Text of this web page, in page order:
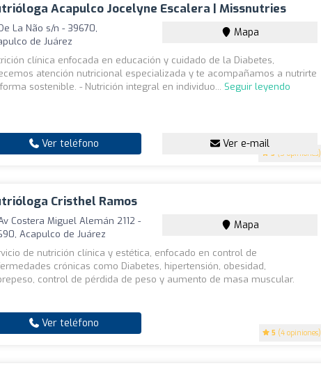
Acapulco Jocelyne Escalera | Missnutries
5 (5 opiniones)
La Não s/n - 39670,
de Juárez
Mapa
clínica enfocada en educación y cuidado de la Diabetes,
atención nutricional especializada y te acompañamos a nutrirte
sostenible. - Nutrición integral en individuo... Seguir leyendo
Ver teléfono Ver e-mail
Cristhel Ramos
5 (4 opiniones)
Costera Miguel Alemán 2112 -
Acapulco de Juárez
Mapa
de nutrición clínica y estética, enfocado en control de
crónicas como Diabetes, hipertensión, obesidad,
control de pérdida de peso y aumento de masa muscular.
Ver teléfono